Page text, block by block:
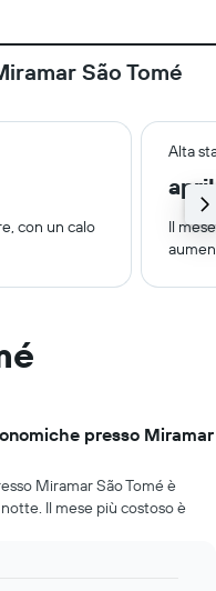
São Tomé
Alta
con un calo
Il
presso Miramar
Miramar São Tomé è
Il mese più costoso è